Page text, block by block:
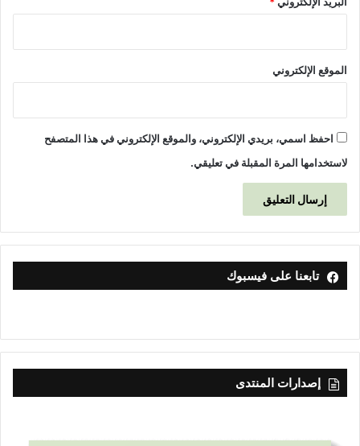
الموقع الإلكتروني
احفظ اسمي، بريدي الإلكتروني، والموقع الإلكتروني في هذا المتصفح
لاستخدامها المرة المقبلة في تعليقي.
تابعنا على فيسبوك
إصدارات المنتدى